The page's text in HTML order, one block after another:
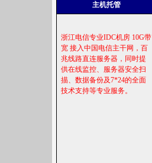
主机托管
浙江电信专业IDC机房 10G带
宽 接入中国电信主干网，百
兆线路直连服务器，同时提
供在线监控、服务器安全扫
描、数据备份及7*24的全面
技术支持等专业服务。